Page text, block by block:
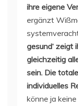
ihre eigene
ergänzt
gesund‘ zeigt
gleichzeitig
sein. Die
individuelles
könne ja